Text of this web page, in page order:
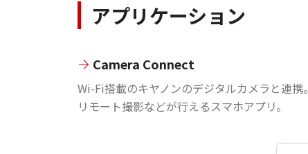
アプリケーション
Camera Connect
Wi-Fi搭載のキヤノンのデジタルカメラと連携。
リモート撮影などが行えるスマホアプリ。